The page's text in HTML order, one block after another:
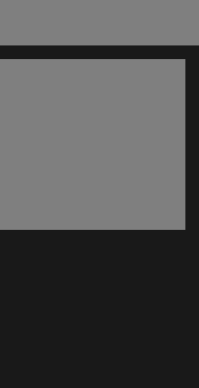
en nueva ventana)
en nueva ventana)